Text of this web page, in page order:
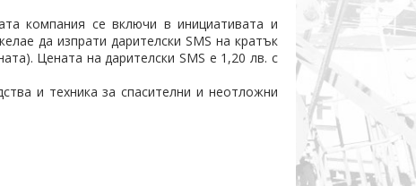
компания се включи в инициативата и
да изпрати дарителски SMS на кратък
Цената на дарителски SMS е 1,20 лв. с
и техника за спасителни и неотложни